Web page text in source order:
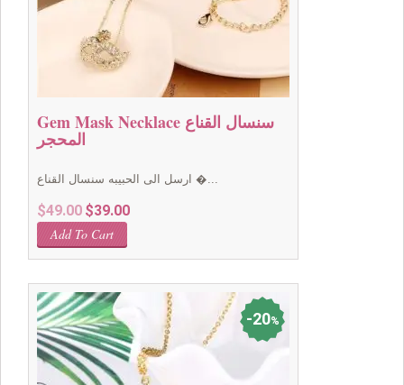
Gem Mask Necklace سنسال القناع
المحجر
ارسل الى الحبيبه سنسال القناع �...
$49.00 Original
price
was:
$39.00Current
Add To Cart
20%